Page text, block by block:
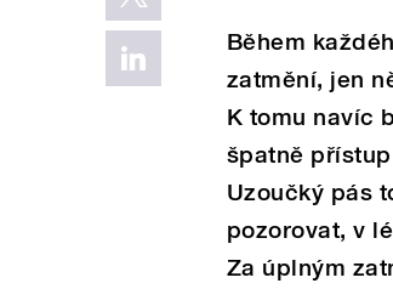
Během
zatmění, jen
K tomu navíc
špatně
Uzoučký pás
pozorovat, v
Za úplným